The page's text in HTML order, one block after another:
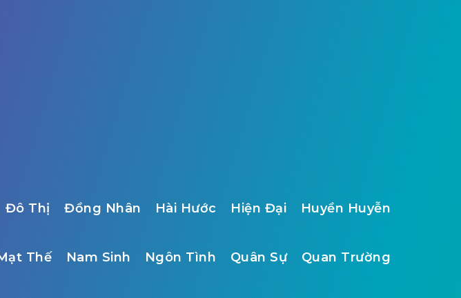
Đô Thị Đồng Nhân Hài Hước Hiện Đại Huyền Huyễn
Thế Nam Sinh Ngôn Tình Quân Sự Quan Trường